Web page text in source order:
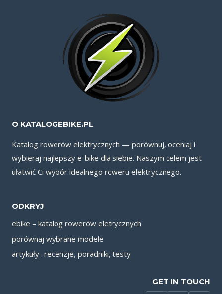
O KATALOGEBIKE.PL
Katalog rowerów elektrycznych — porównuj, oceniaj i
wybieraj najlepszy e-bike dla siebie. Naszym celem jest
ułatwić Ci wybór idealnego roweru elektrycznego.
ODKRYJ
ebike – katalog rowerów eletrycznych
porównaj wybrane modele
artykuły- recenzje, poradniki, testy
GET IN TOUCH